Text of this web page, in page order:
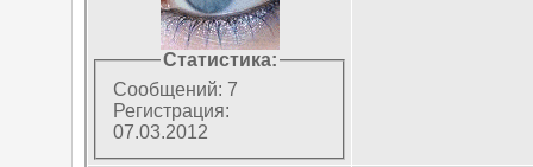
Статистика:
Сообщений: 7
Регистрация:
07.03.2012